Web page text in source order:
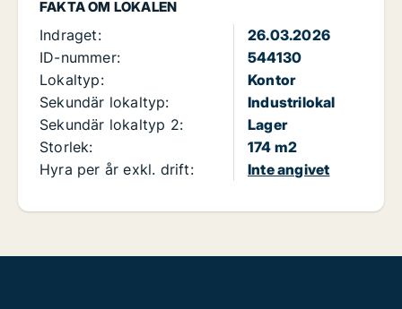
FAKTA OM LOKALEN
Indraget:
26.03.2026
ID-nummer:
544130
Lokaltyp:
Kontor
Sekundär lokaltyp:
Industrilokal
Sekundär lokaltyp 2:
Lager
Storlek:
174 m2
Hyra per år exkl. drift:
Inte angivet